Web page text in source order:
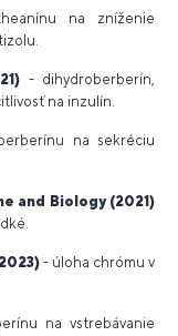
na zníženie
- dihydroberberín,
na inzulín.
na sekréciu
and Biology (2021)
- úloha chrómu v
na vstrebávanie